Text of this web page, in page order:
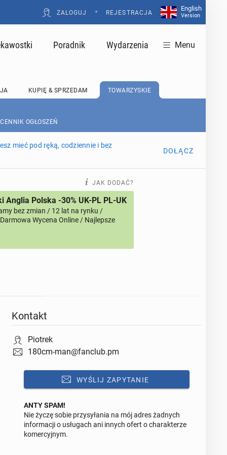
ZALOGUJ • REJESTRACJA
English
Version
Poradnik Wydarzenia Menu
KUPIĘ & SPRZEDAM TOWARZYSKIE
OGŁOSZEŃ
mieć pod ręką, codziennie i bez
DOŁĄCZ
JAK DODAĆ?
Anglia Polska -30% UK-PL PL-UK
bez zmian / 12 lat na rynku /
Wycena Online / Najlepsze
Kontakt
Piotrek
180cm-man@fanclub.pm
WYŚLIJ ZAPYTANIE
Odpowiedz na ofertę tego ogłoszenia
ANTY SPAM!
Nie życzę sobie przysyłania na mój adres żadnych
informacji o usługach ani innych ofert o charakterze
komercyjnym.